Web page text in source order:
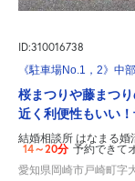
ID:310016738
《駐車場No.1，2》中
桜まつりや藤まつ
近く利便性もいい
結婚相談所 はなまる婚
14～20分 予約できて
愛知県岡崎市戸崎町字